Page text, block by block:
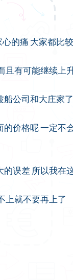
的痛 大家都比
有可能继续上
公司和大庄家
价格呢 一定
误差 所以我在
上就不要再上了